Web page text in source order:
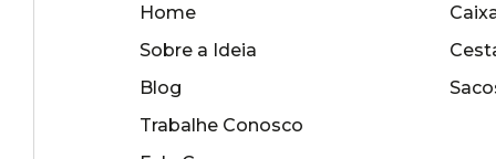
Home
Sobre a Ideia
Blog
Trabalhe Conosco